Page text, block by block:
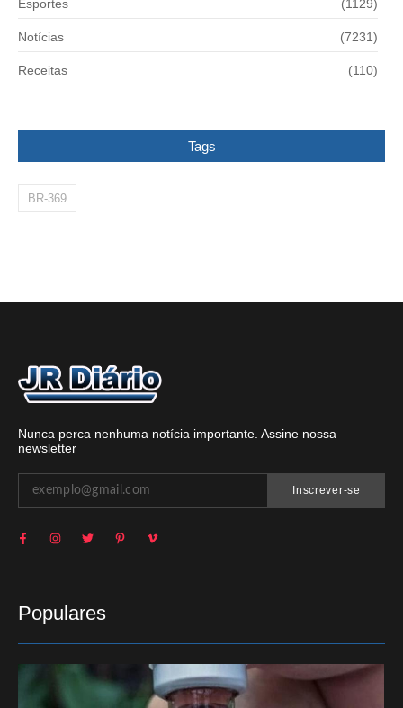
Esportes (1129)
Notícias (7231)
Receitas (110)
Tags
BR-369
Nunca perca nenhuma notícia importante. Assine nossa
newsletter
Inscrever-se
Populares